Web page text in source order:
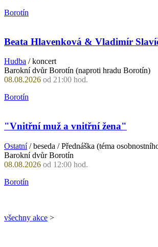
Borotín
Beata Hlavenková & Vladimír
Hudba / koncert
Barokní dvůr Borotín (naproti hradu Borotín)
08.08.2026 od 21:00 hod.
Borotín
"Vnitřní muž a vnitřní žena"
Ostatní/ beseda / Přednáška (téma
Barokní dvůr Borotín
08.08.2026 od 12:00 hod.
Borotín
všechny akce >